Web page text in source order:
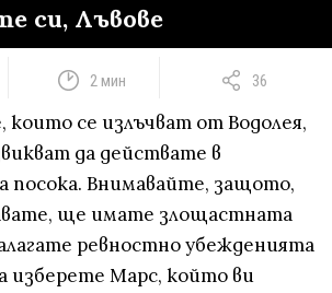
си, Лъвове
2 мин 36
които се излъчват от Водолея,
да действате в
посока. Внимавайте, защото,
ще имате злощастната
ревностно убежденията
изберете Марс, който ви